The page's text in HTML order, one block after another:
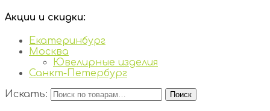
Акции и скидки:
Екатеринбург
Москва
Ювелирные изделия
Санкт-Петербург
Искать:
Поиск